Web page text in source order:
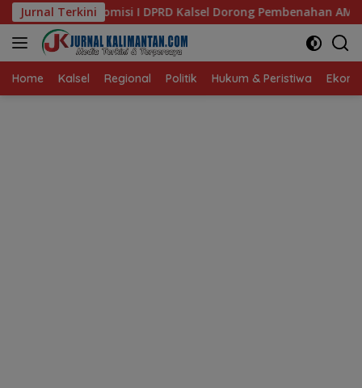
Langsung
ke
konten
Jurnal Terkini
Kalsel Dorong Pembenahan AMKS Hasanuddin
Home Kalsel Regional Politik Hukum & Peristiwa